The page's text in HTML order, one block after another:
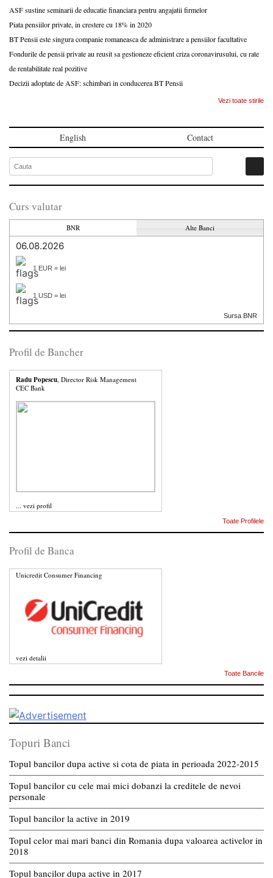
ASF sustine seminarii de educatie financiara pentru angajatii firmelor
Piata pensiilor private, in crestere cu 18% in 2020
BT Pensii este singura companie romaneasca de administrare a pensiilor facultative
Fondurile de pensii private au reusit sa gestioneze eficient criza coronavirusului, cu rate
de rentabilitate real pozitive
Decizii adoptate de ASF: schimbari in conducerea BT Pensii
Vezi toate stirile
English Contact
Curs valutar
BNR Alte Banci
06.08.2026
1 EUR = lei
1 USD = lei
Sursa BNR
Profil de Bancher
Radu Popescu, Director Risk Management
CEC Bank
... vezi profil
Toate Profilele
Profil de Banca
Unicredit Consumer Financing
vezi detalii
Toate Bancile
Topuri Banci
Topul bancilor dupa active si cota de piata in perioada 2022-2015
Topul bancilor cu cele mai mici dobanzi la creditele de nevoi
personale
Topul bancilor la active in 2019
Topul celor mai mari banci din Romania dupa valoarea activelor in
2018
Topul bancilor dupa active in 2017